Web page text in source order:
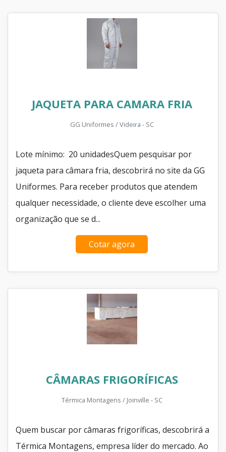
JAQUETA PARA CAMARA FRIA
GG Uniformes / Videira - SC
Lote mínimo: 20 unidadesQuem pesquisar por
jaqueta para câmara fria, descobrirá no site da GG
Uniformes. Para receber produtos que atendem
qualquer necessidade, o cliente deve escolher uma
organização que se d...
Cotar agora
CÂMARAS FRIGORÍFICAS
Térmica Montagens / Joinville - SC
Quem buscar por câmaras frigoríficas, descobrirá a
Térmica Montagens, empresa líder do mercado. Ao